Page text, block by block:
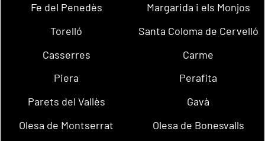
Fe del Penedès
Margarida i els Monjos
Torelló
Santa Coloma de Cervelló
Casserres
Carme
Piera
Perafita
Parets del Vallès
Gavà
Olesa de Montserrat
Olesa de Bonesvalls